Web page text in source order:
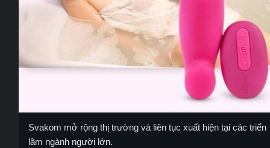
Svakom mở rộng thị trường và liên tục xuất hiện tại các triển
lãm ngành người lớn.